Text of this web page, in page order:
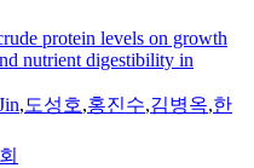
protein levels on growth
nutrient digestibility in
,도성호,홍진수,김병옥,한